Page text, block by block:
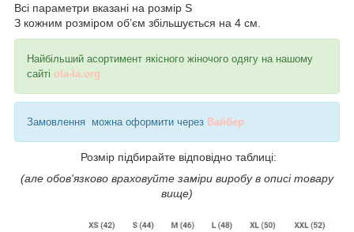
Всі параметри вказані на розмір S
З кожним розміром об’єм збільшується на 4 см.
Найбільший асортимент якісного жіночого одягу на нашому
сайті ola-la.org
Замовлення можна оформити через Вайбер
Розмір підбирайте відповідно таблиці:
(але обов'язково враховуйте заміри виробу в описі товару
вище)